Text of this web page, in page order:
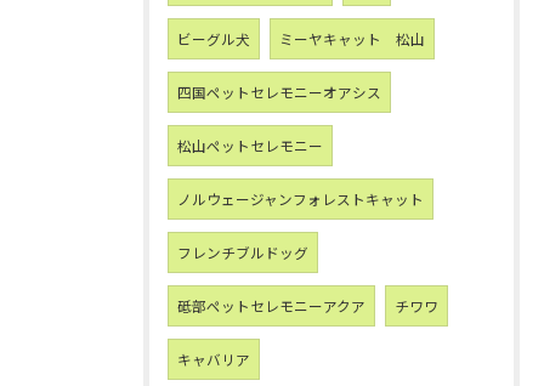
ビーグル犬 ミーヤキャット 松山
四国ペットセレモニーオアシス
松山ペットセレモニー
ノルウェージャンフォレストキャット
フレンチブルドッグ
砥部ペットセレモニーアクア チワワ
キャバリア